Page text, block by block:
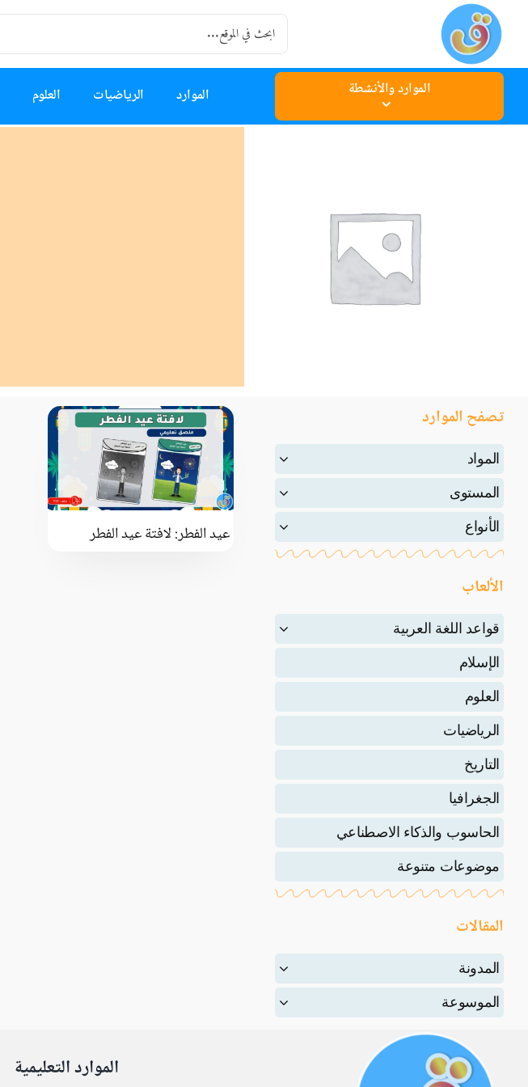
content
Search
for:
الموارد والأنشطة الموارد الرياضيات العلوم
تصفح الموارد
المواد
المستوى
الأنواع
الألعاب
قواعد اللغة العربية
الإسلام
العلوم
الرياضيات
التاريخ
الجغرافيا
الحاسوب والذكاء الاصطناعي
موضوعات متنوعة
المقالات
المدونة
الموسوعة
عيد الفطر: لافتة عيد الفطر
الموارد التعليمية